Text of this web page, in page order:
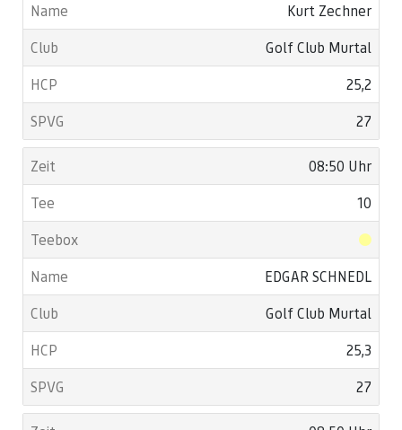
Kurt Zechner
Golf Club Murtal
25,2
27
08:50 Uhr
10
EDGAR SCHNEDL
Golf Club Murtal
25,3
27